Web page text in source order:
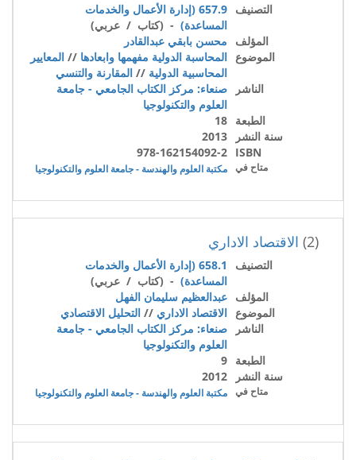
التصنيف
657.9 (إدارة الأعمال والخدمات
المساعدة) - (كتاب / عربي)
المؤلف
محسن بابقي عبدالقادر
الموضوع المحاسبة الدولية مفهمها وابعادها // المعايير
المحاسبية الدولية // المقارنة والتنسي
الناشر
صنعاء: مركز الكتاب الجامعي - جامعة
العلوم والتكنولوجيا
الطبعة 18
سنة النشر
2013
ISBN
978-162154092-2
متاح في مكتبة العلوم والهندسة - جامعة العلوم والتكنولوجيا
(2) الاقتصاد الاداري
التصنيف
658.1 (إدارة الأعمال والخدمات
المساعدة) - (كتاب / عربي)
المؤلف عبدالعظيم سليمان الفهل
الموضوع الاقتصاد الاداري // التحليل الاقتصادي
الناشر
صنعاء: مركز الكتاب الجامعي - جامعة
العلوم والتكنولوجيا
الطبعة 9
سنة النشر
2012
متاح في مكتبة العلوم والهندسة - جامعة العلوم والتكنولوجيا